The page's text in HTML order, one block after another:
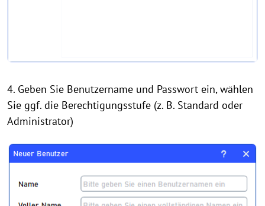
4. Geben Sie Benutzername und Passwort ein, wählen
Sie ggf. die Berechtigungsstufe (z. B. Standard oder
Administrator)